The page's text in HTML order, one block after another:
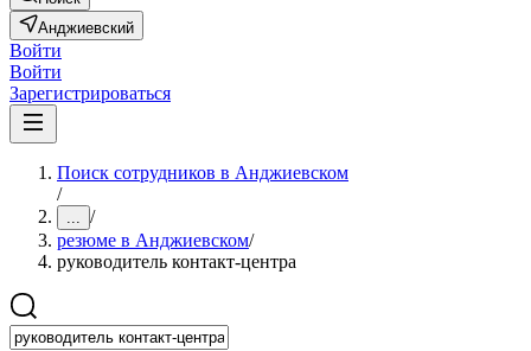
Анджиевский
Войти
Войти
Зарегистрироваться
Поиск сотрудников в Анджиевском
/
... /
резюме в Анджиевском/
руководитель контакт-центра